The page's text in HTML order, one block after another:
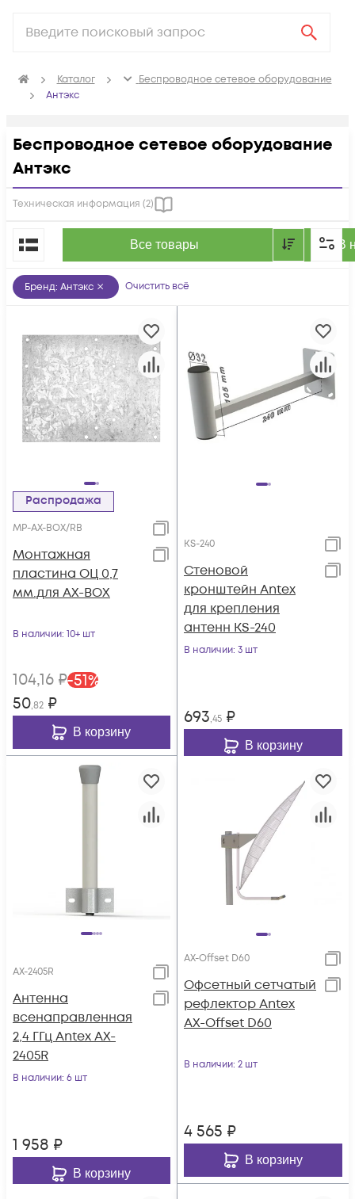
Каталог
Беспроводное сетевое оборудование
Антэкс
Беспроводное сетевое оборудование
Антэкс
Техническая информация (2)
Все товары В
По популярности
Бренд: Антэкс Очистить всё
Распродажа
MP-AX-BOX/RB
Монтажная
пластина ОЦ 0,7
мм.для AX-BOX
В наличии: 10+ шт
104,16 ₽-51%
50,82 ₽
В корзину
KS-240
Стеновой
кронштейн Antex
для крепления
антенн KS-240
В наличии: 3 шт
693,45 ₽
В корзину
AX-2405R
Антенна
всенаправленная
2,4 ГГц Antex AX-
2405R
В наличии: 6 шт
1 958 ₽
В корзину
AX-Offset D60
Офсетный сетчатый
рефлектор Antex
AX-Offset D60
В наличии: 2 шт
4 565 ₽
В корзину